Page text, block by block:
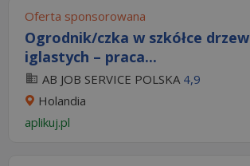
Oferta sponsorowana
Ogrodnik/czka w szkółce drzew
iglastych – praca...
AB JOB SERVICE POLSKA 4,9
Holandia
aplikuj.pl